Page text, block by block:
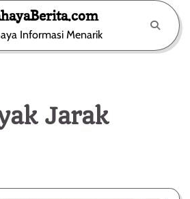
Informasi Menarik
Jarak